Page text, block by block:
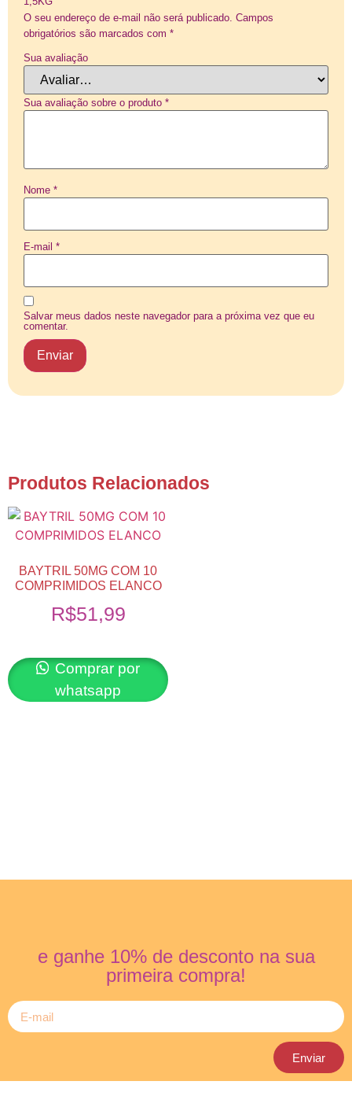
O seu endereço de e-mail não será publicado. Campos
obrigatórios são marcados com *
Sua avaliação
Sua avaliação sobre o produto *
Nome *
E-mail *
Salvar meus dados neste navegador para a próxima vez que eu
comentar.
Produtos Relacionados
BAYTRIL 50MG COM 10
COMPRIMIDOS ELANCO
R$51,99
Comprar por
whatsapp
e ganhe 10% de desconto na sua
primeira compra!
Enviar